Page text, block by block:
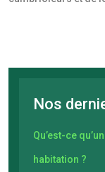
Nos
Qu’est-ce
habitation ?